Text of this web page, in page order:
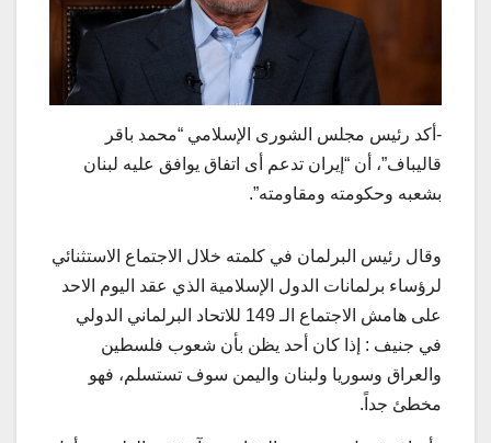
-أکد رئیس مجلس الشوری الإسلامي “محمد باقر
قالیباف”، أن “إیران تدعم أی اتفاق یوافق عليه لبنان
بشعبه وحکومته ومقاومته”.
وقال رئيس البرلمان في كلمته خلال الاجتماع الاستثنائي
لرؤساء برلمانات الدول الإسلامية الذي عقد اليوم الاحد
علی هامش الاجتماع الـ 149 للاتحاد البرلماني الدولي
في جنيف : إذا كان أحد يظن بأن شعوب فلسطين
والعراق وسوريا ولبنان واليمن سوف تستسلم، فهو
مخطئ جداً.